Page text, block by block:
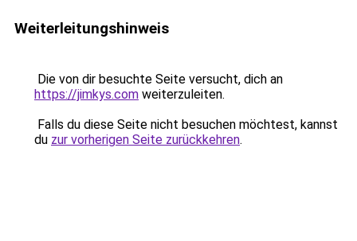
Weiterleitungshinweis
Die von dir besuchte Seite versucht, dich an
https://jimkys.com weiterzuleiten.
Falls du diese Seite nicht besuchen möchtest, kannst
du zur vorherigen Seite zurückkehren.